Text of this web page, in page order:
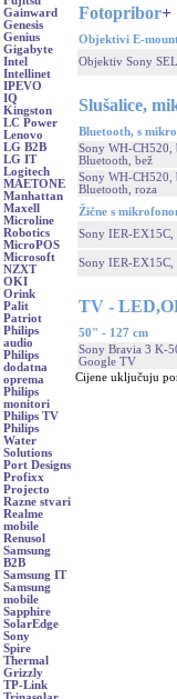
Gainward
Genesis
Genius
Gigabyte
Intel
Intellinet
IPEVO
IQ
Kingston
LC Power
Lenovo
LG B2B
LG IT
Logitech
MAETONE
Manhattan
Maxell
Microline
Robotics
MicroPOS
Microsoft
NZXT
OKI
Orink
Palit
Patriot
Philips
audio
Philips
dodatna
oprema
Philips
monitori
Philips TV
Philips
Water
Solutions
Port Designs
Profixx
Projecto
Razne stvari
Realme
mobile
Renusol
Samsung
B2B
Samsung IT
Samsung
mobile
Sapphire
SolarEdge
Sony
Spire
Thermal
Grizzly
TP-Link
Fotopribor+
Objektivi E-
Objektiv Sony
Slušalice,
Bluetooth, s
Sony WH-CH520,
Bluetooth, bež
Sony WH-CH520,
Bluetooth, roza
Žične s
Sony IER-EX15C,
Sony IER-EX15C,
TV -
50" - 127 cm
Sony Bravia 3 K-
Google TV
Cijene uključuju